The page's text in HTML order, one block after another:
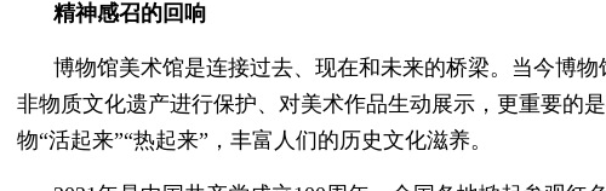
精神感召的回响
博物馆美术馆是连接过去、现在和未来的桥梁。当今博
非物质文化遗产进行保护、对美术作品生动展示，更重要的
物“活起来”“热起来”，丰富人们的历史文化滋养。